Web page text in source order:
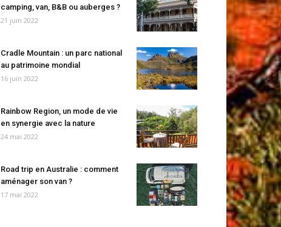
camping, van, B&B ou auberges ?
21 juin 2022
Cradle Mountain : un parc national
au patrimoine mondial
16 juin 2022
Rainbow Region, un mode de vie
en synergie avec la nature
24 mai 2022
Road trip en Australie : comment
aménager son van ?
17 mai 2022